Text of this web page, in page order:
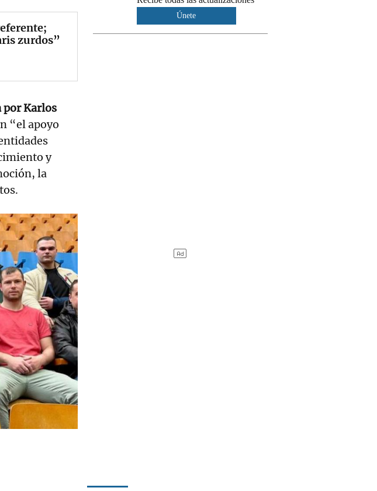
zurdos”
por Karlos
“el apoyo
y
la
Únete